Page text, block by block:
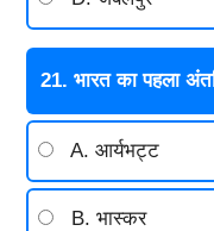
21. भारत का पहला
A. आर्यभट्ट
B. भास्कर